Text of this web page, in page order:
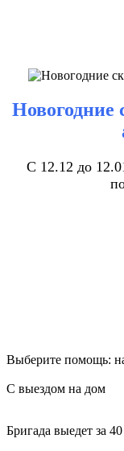
Новогодние
С 12.12 до
Выберите помощь:
С выездом на дом
Бригада выедет за